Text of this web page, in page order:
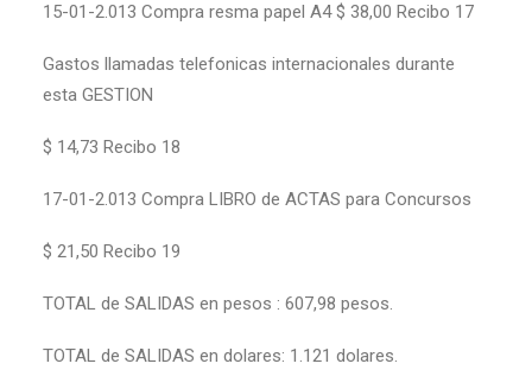
15-01-2.013 Compra resma papel A4 $ 38,00 Recibo 17
Gastos llamadas telefonicas internacionales durante
esta GESTION
$ 14,73 Recibo 18
17-01-2.013 Compra LIBRO de ACTAS para Concursos
$ 21,50 Recibo 19
TOTAL de SALIDAS en pesos : 607,98 pesos.
TOTAL de SALIDAS en dolares: 1.121 dolares.